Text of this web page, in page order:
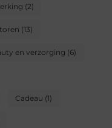
(2)
(13)
en verzorging (6)
Cadeau (1)